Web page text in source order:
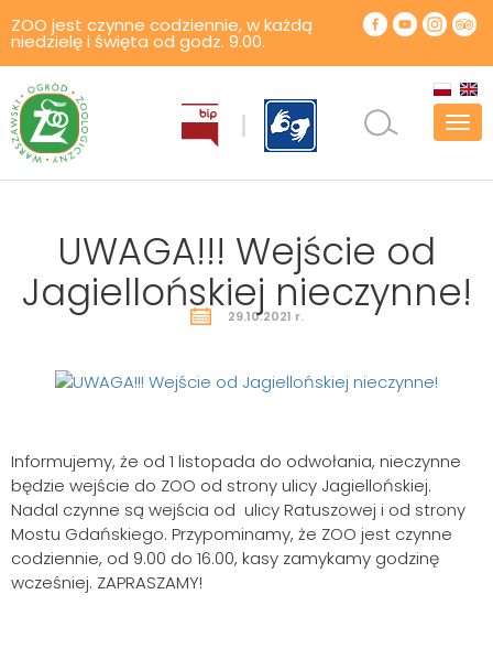
ZOO jest czynne codziennie, w każdą
niedzielę i święta od godz. 9.00.
UWAGA!!! Wejście od
Jagiellońskiej nieczynne!
29.10.2021 r.
Informujemy, że od 1 listopada do odwołania, nieczynne
będzie wejście do ZOO od strony ulicy Jagiellońskiej.
Nadal czynne są wejścia od ulicy Ratuszowej i od strony
Mostu Gdańskiego. Przypominamy, że ZOO jest czynne
codziennie, od 9.00 do 16.00, kasy zamykamy godzinę
wcześniej. ZAPRASZAMY!